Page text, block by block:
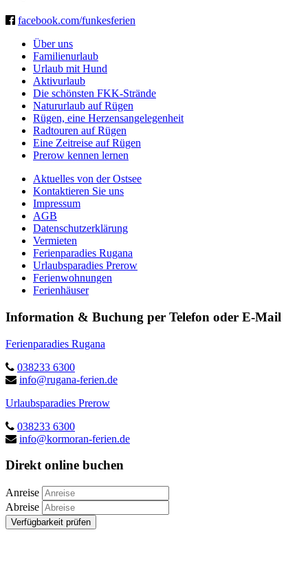
facebook.com/funkesferien
Über uns
Familienurlaub
Urlaub mit Hund
Aktivurlaub
Die schönsten FKK-Strände
Natururlaub auf Rügen
Rügen, eine Herzensangelegenheit
Radtouren auf Rügen
Eine Zeitreise auf Rügen
Prerow kennen lernen
Aktuelles von der Ostsee
Kontaktieren Sie uns
Impressum
AGB
Datenschutzerklärung
Vermieten
Ferienparadies Rugana
Urlaubsparadies Prerow
Ferienwohnungen
Ferienhäuser
Information & Buchung per Telefon oder E-Mail
Ferienparadies Rugana
038233 6300
info@rugana-ferien.de
Urlaubsparadies Prerow
038233 6300
info@kormoran-ferien.de
Direkt online buchen
Anreise
Abreise
Verfügbarkeit prüfen